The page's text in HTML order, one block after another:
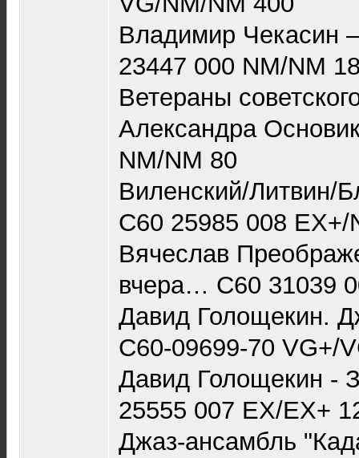
Владимир Чекасин
23447 000 NM/NM
Ветераны
Александра
NM/NM 80
Виленский/Литвин/
С60 25985 008 EX+/
Вячеслав
вчера… С60 31039
Давид Голощекин.
С60-09699-70 VG+/
Давид Голощекин -
25555 007 EX/EX+
Джаз-ансамбль